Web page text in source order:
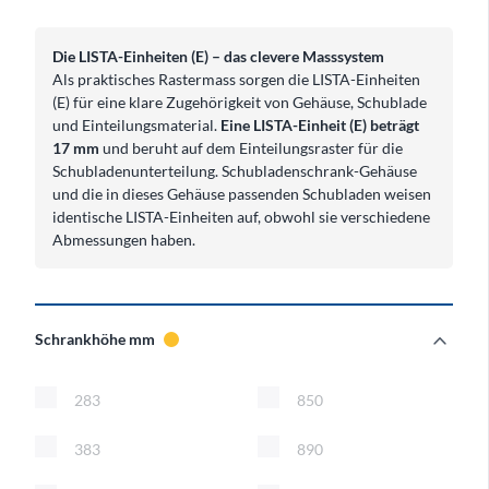
Die LISTA-Einheiten (E) – das clevere Masssystem
Als praktisches Rastermass sorgen die LISTA-Einheiten
(E) für eine klare Zugehörigkeit von Gehäuse, Schublade
und Einteilungsmaterial. Eine LISTA-Einheit (E) beträgt
17 mm und beruht auf dem Einteilungsraster für die
Schubladenunterteilung. Schubladenschrank-Gehäuse
und die in dieses Gehäuse passenden Schubladen weisen
identische LISTA-Einheiten auf, obwohl sie verschiedene
Abmessungen haben.
Schrankhöhe mm expand_more
Schrankhöhe mm
283 850
383 890